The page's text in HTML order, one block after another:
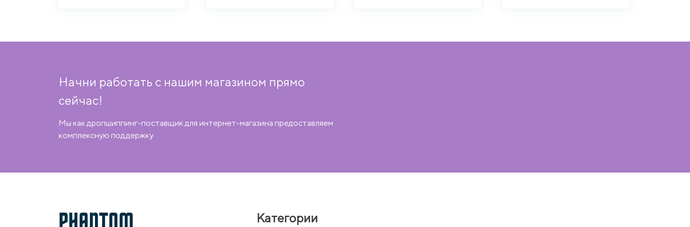
Начни работать с нашим магазином прямо
сейчас!
Мы как дропшиппинг-поставщик для интернет-магазина предоставляем
комплексную поддержку
Категории